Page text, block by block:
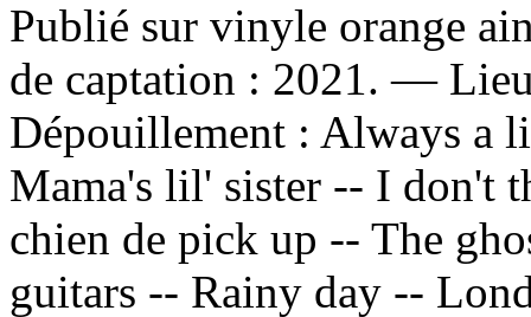
Publié sur vinyle orange
de captation : 2021. —
Dépouillement : Always a
Mama's lil' sister -- I don't
chien de pick up -- The
guitars -- Rainy day --